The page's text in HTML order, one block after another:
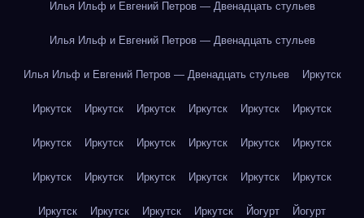
Илья Ильф и Евгений Петров — Двенадцать стульев
Илья Ильф и Евгений Петров — Двенадцать стульев
Илья Ильф и Евгений Петров — Двенадцать стульев Иркутск
Иркутск Иркутск Иркутск Иркутск Иркутск Иркутск
Иркутск Иркутск Иркутск Иркутск Иркутск Иркутск
Иркутск Иркутск Иркутск Иркутск Иркутск Иркутск
Иркутск Иркутск Иркутск Иркутск Йогурт Йогурт